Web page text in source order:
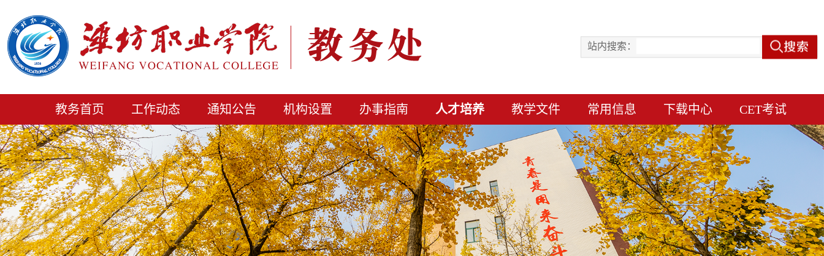
站内搜索：
教务首页 工作动态 通知公告 机构设置 办事指南 人才培养 教学文件 常用信息 下载中心 CET考试